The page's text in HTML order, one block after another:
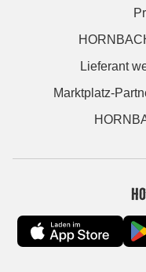
Lieferant
Marktplatz-